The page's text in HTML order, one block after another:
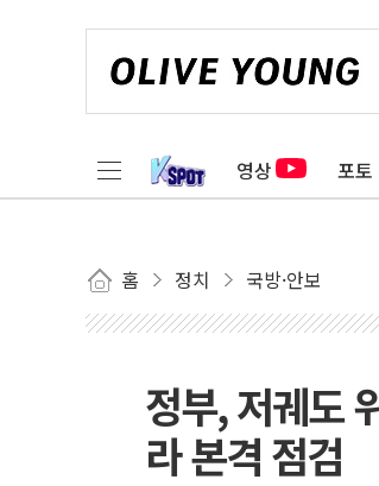
영상 포토
홈 정치 국방·안보
정부, 저궤도
라 본격 점검